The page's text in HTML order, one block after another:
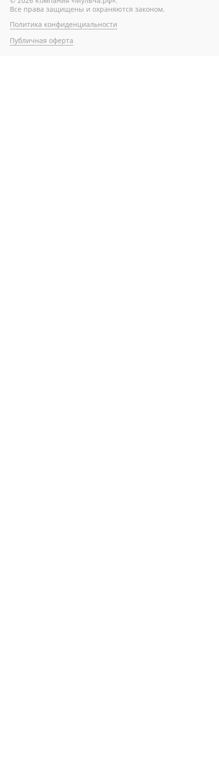
Все права защищены и охраняются законом.
Политика конфиденциальности
Публичная оферта